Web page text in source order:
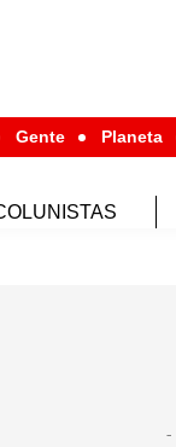
Gente Planeta